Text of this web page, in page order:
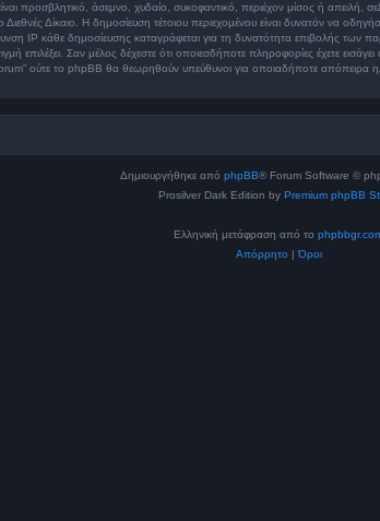
προσβλητικό, άσεμνο, χυδαίο, συκοφαντικό, περιέχον μίσος ή απειλή,
Διεθνές Δίκαιο. Η δημοσίευση τέτοιου περιεχομένου είναι δυνατόν
IP κάθε δημοσίευσης καταγράφεται για τη δυνατότητα επιβολής των
επιλέξει. Σαν μέλος δέχεστε ότι οποιεσδήποτε πληροφορίες έχετε
ούτε το phpBB θα θεωρηθούν υπεύθυνοι για οποιαδήποτε απόπειρα
Δημιουργήθηκε από phpBB® Forum Software ©
Prosilver Dark Edition by Premium phpBB
Ελληνική μετάφραση από το
Απόρρητο |Όροι